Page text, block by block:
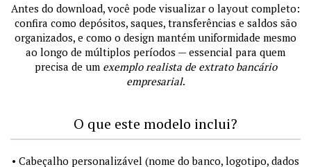
Antes do download, você pode visualizar o layout completo:
confira como depósitos, saques, transferências e saldos são
organizados, e como o design mantém uniformidade mesmo
ao longo de múltiplos períodos — essencial para quem
precisa de um exemplo realista de extrato bancário
empresarial.
O que este modelo inclui?
• Cabeçalho personalizável (nome do banco, logotipo, dados